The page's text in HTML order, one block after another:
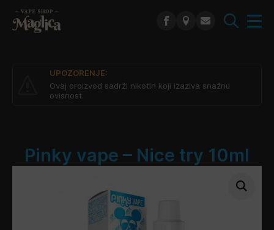
UPOZORENJE:
Ovaj proizvod sadrži nikotin koji izaziva snažnu
ovisnost.
Pinky vape – Nice try 10ml